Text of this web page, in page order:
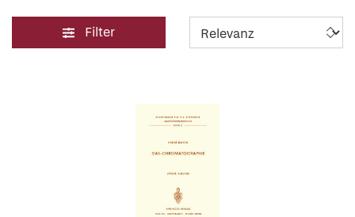
Filter